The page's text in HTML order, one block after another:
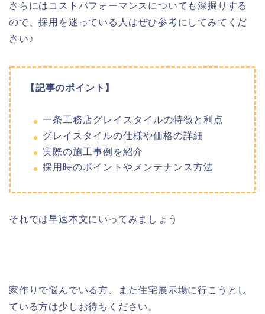
さらにはコストパフォーマンスについても深掘りする
ので、採用を迷っている人はぜひ参考にしてみてくだ
さい♪
【記事のポイント】
一条工務店グレイスタイルの特徴と利点
グレイスタイルの仕様や価格の詳細
実際の施工事例を紹介
採用時のポイントやメンテナンス方法
それでは早速本文にいってみましょう
家作りで悩んでいる方、また住宅展示場に行こうとし
ている方は少しお待ちください。